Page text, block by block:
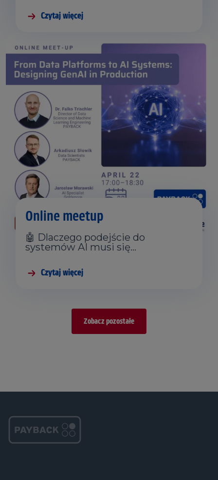
Czytaj więcej
Online meetup
🤖 Dlaczego podejście do
systemów AI musi się…
Czytaj więcej
Zobacz pozostałe